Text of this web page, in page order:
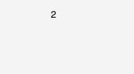
2